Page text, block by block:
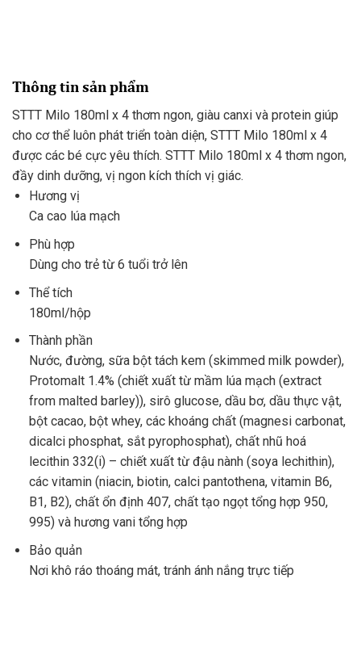
Thông tin sản phẩm
STTT Milo 180ml x 4 thơm ngon, giàu canxi và protein giúp
cho cơ thể luôn phát triển toàn diện, STTT Milo 180ml x 4
được các bé cực yêu thích. STTT Milo 180ml x 4 thơm ngon,
đầy dinh dưỡng, vị ngon kích thích vị giác.
Hương vị
Ca cao lúa mạch
Phù hợp
Dùng cho trẻ từ 6 tuổi trở lên
Thể tích
180ml/hộp
Thành phần
Nước, đường, sữa bột tách kem (skimmed milk powder),
Protomalt 1.4% (chiết xuất từ mầm lúa mạch (extract
from malted barley)), sirô glucose, dầu bơ, dầu thực vật,
bột cacao, bột whey, các khoáng chất (magnesi carbonat,
dicalci phosphat, sắt pyrophosphat), chất nhũ hoá
lecithin 332(i) – chiết xuất từ đậu nành (soya lechithin),
các vitamin (niacin, biotin, calci pantothena, vitamin B6,
B1, B2), chất ổn định 407, chất tạo ngọt tổng hợp 950,
995) và hương vani tổng hợp
Bảo quản
Nơi khô ráo thoáng mát, tránh ánh nắng trực tiếp